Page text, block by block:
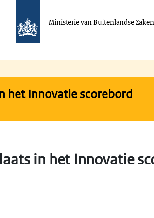
Ministerie van Buitenlandse Zaken
het Innovatie scorebord
in het Innovatie